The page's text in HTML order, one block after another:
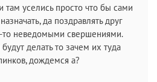
там уселись просто что бы сами
да поздравлять друг
то неведомыми свершениями.
делать то зачем их туда
дождемся а?